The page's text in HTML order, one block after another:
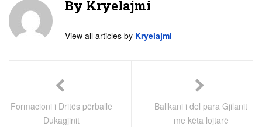
By Kryelajmi
View all articles by Kryelajmi
Formacioni i Dritës përballë
Dukagjinit
Ballkani i del para Gjilanit
me këta lojtarë